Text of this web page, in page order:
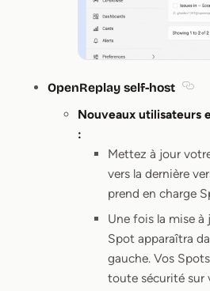
OpenReplay self-host
Nouveaux utilisateurs
:
Mettez à jour
vers la dernière
prend en charge
Une fois la mise
Spot apparaîtra
gauche. Vos
toute sécurité sur